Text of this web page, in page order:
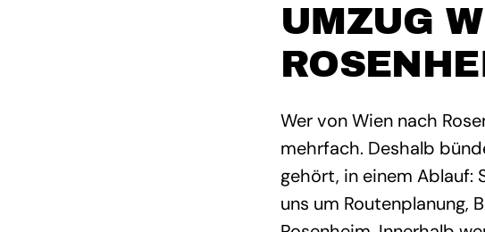
UMZUG
Wer von Wien nach
mehrfach. Deshalb
gehört, in einem Ablauf:
uns um Routenplanung,